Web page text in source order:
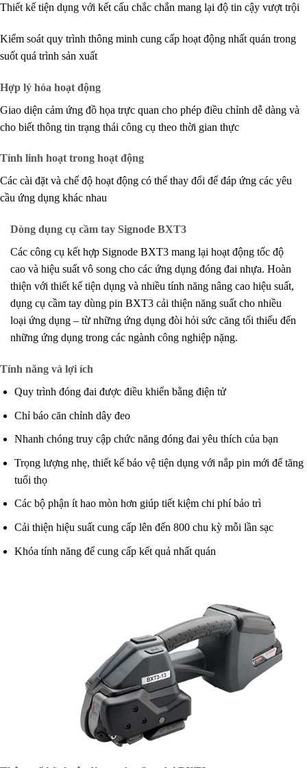
Thiết kế tiện dụng với kết cấu chắc chắn mang lại độ tin cậy vượt trội
Kiểm soát quy trình thông minh cung cấp hoạt động nhất quán trong
suốt quá trình sản xuất
Hợp lý hóa hoạt động
Giao diện cảm ứng đồ họa trực quan cho phép điều chỉnh dễ dàng và
cho biết thông tin trạng thái công cụ theo thời gian thực
Tính linh hoạt trong hoạt động
Các cài đặt và chế độ hoạt động có thể thay đổi để đáp ứng các yêu
cầu ứng dụng khác nhau
Dòng dụng cụ cầm tay Signode BXT3
Các công cụ kết hợp Signode BXT3 mang lại hoạt động tốc độ
cao và hiệu suất vô song cho các ứng dụng đóng đai nhựa. Hoàn
thiện với thiết kế tiện dụng và nhiều tính năng nâng cao hiệu suất,
dụng cụ cầm tay dùng pin BXT3 cải thiện năng suất cho nhiều
loại ứng dụng – từ những ứng dụng đòi hỏi sức căng tối thiểu đến
những ứng dụng trong các ngành công nghiệp nặng.
Tính năng và lợi ích
Quy trình đóng đai được điều khiển bằng điện tử
Chỉ báo căn chỉnh dây đeo
Nhanh chóng truy cập chức năng đóng đai yêu thích của bạn
Trọng lượng nhẹ, thiết kế bảo vệ tiện dụng với nắp pin mới để tăng
tuổi thọ
Các bộ phận ít hao mòn hơn giúp tiết kiệm chi phí bảo trì
Cải thiện hiệu suất cung cấp lên đến 800 chu kỳ mỗi lần sạc
Khóa tính năng để cung cấp kết quả nhất quán